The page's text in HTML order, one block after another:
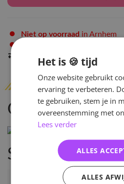
Niet op voorraad in Arnhem
Indien op voorraad
Omschrijving
Specificaties
Artikelnummer
IE-
Het is 🍪 tijd
Onze website gebruikt
ervaring te verbeteren.
te gebruiken, stem je in
overeenstemming met
Lees verder
ALLES
ALLES